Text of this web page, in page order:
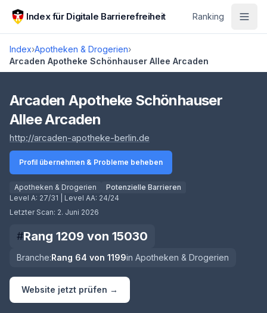
Zum Hauptinhalt springen
Index für Digitale Barrierefreiheit Ranking
Index›Apotheken & Drogerien›
Arcaden Apotheke Schönhauser Allee Arcaden
Score lädt
Arcaden Apotheke Schönhauser
Allee Arcaden
http://arcaden-apotheke-berlin.de
Profil übernehmen & Probleme beheben
Apotheken & Drogerien
Potenzielle Barrieren
Level A: 27/31 | Level AA: 24/24
Letzter Scan: 2. Juni 2026
#Rang 1209 von 15030
Branche:Rang 64 von 1199in Apotheken & Drogerien
Website jetzt prüfen →